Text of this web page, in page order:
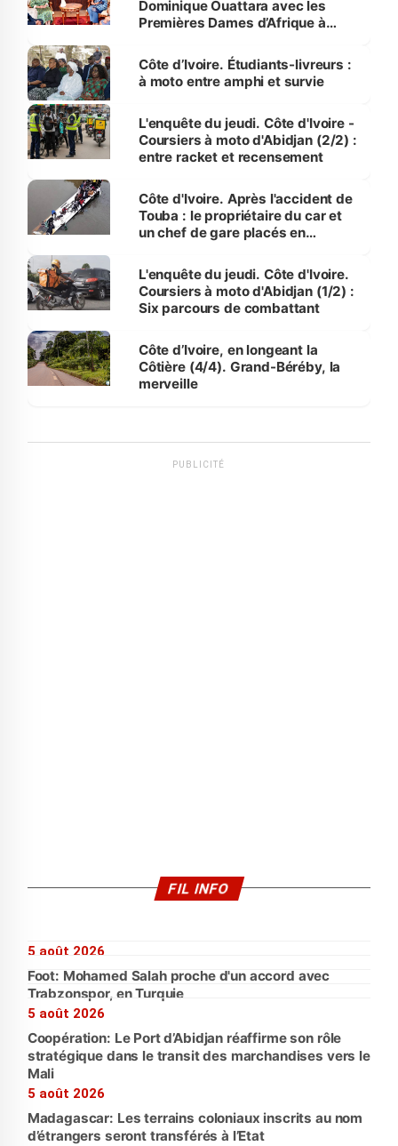
Dominique Ouattara avec les
Premières Dames d’Afrique à
Côte d’Ivoire. Étudiants-livreurs :
à moto entre amphi et survie
L'enquête du jeudi. Côte d'Ivoire -
Coursiers à moto d'Abidjan (2/2) :
entre racket et recensement
Côte d'Ivoire. Après l'accident de
Touba : le propriétaire du car et
un chef de gare placés en
L'enquête du jeudi. Côte d'Ivoire.
Coursiers à moto d'Abidjan (1/2) :
Six parcours de combattant
Côte d’Ivoire, en longeant la
Côtière (4/4). Grand-Béréby, la
merveille
PUBLICITÉ
FIL INFO
5 août 2026
Foot: Mohamed Salah proche d'un accord avec
Trabzonspor, en Turquie
5 août 2026
Coopération: Le Port d’Abidjan réaffirme son rôle
stratégique dans le transit des marchandises vers le
Mali
5 août 2026
Madagascar: Les terrains coloniaux inscrits au nom
d’étrangers seront transférés à l’Etat